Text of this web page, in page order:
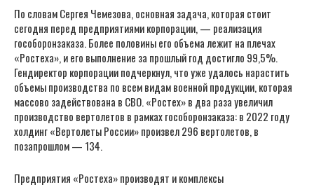
По словам Сергея Чемезова, основная задача, которая стоит
сегодня перед предприятиями корпорации, — реализация
гособоронзаказа. Более половины его объема лежит на плечах
«Ростеха», и его выполнение за прошлый год достигло 99,5%.
Гендиректор корпорации подчеркнул, что уже удалось нарастить
объемы производства по всем видам военной продукции, которая
массово задействована в СВО. «Ростех» в два раза увеличил
производство вертолетов в рамках гособоронзаказа: в 2022 году
холдинг «Вертолеты России» произвел 296 вертолетов, в
позапрошлом — 134.
Предприятия «Ростеха» производят и комплексы